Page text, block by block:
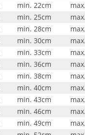
min. 22cm
min. 25cm
min. 28cm
min. 30cm
min. 33cm
min. 36cm
min. 38cm
min. 40cm
min. 43cm
min. 46cm
min. 49cm